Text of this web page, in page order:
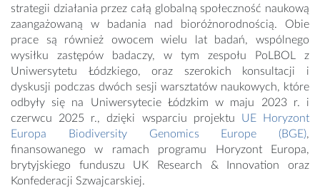
strategii działania przez całą globalną społeczność naukową
zaangażowaną w badania nad bioróżnorodnością. Obie
prace są również owocem wielu lat badań, wspólnego
wysiłku zastępów badaczy, w tym zespołu PoLBOL z
Uniwersytetu Łódzkiego, oraz szerokich konsultacji i
dyskusji podczas dwóch sesji warsztatów naukowych, które
odbyły się na Uniwersytecie Łódzkim w maju 2023 r. i
czerwcu 2025 r., dzięki wsparciu projektu UE Horyzont
Europa Biodiversity Genomics Europe (BGE),
finansowanego w ramach programu Horyzont Europa,
brytyjskiego funduszu UK Research & Innovation oraz
Konfederacji Szwajcarskiej.